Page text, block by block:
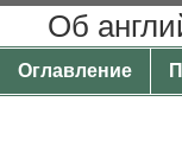
Об
Оглавление